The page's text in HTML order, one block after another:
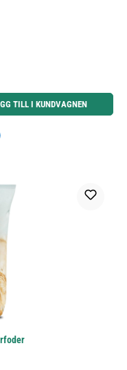
för att öka eller minska kvantiteten.
TILL I KUNDVAGNEN